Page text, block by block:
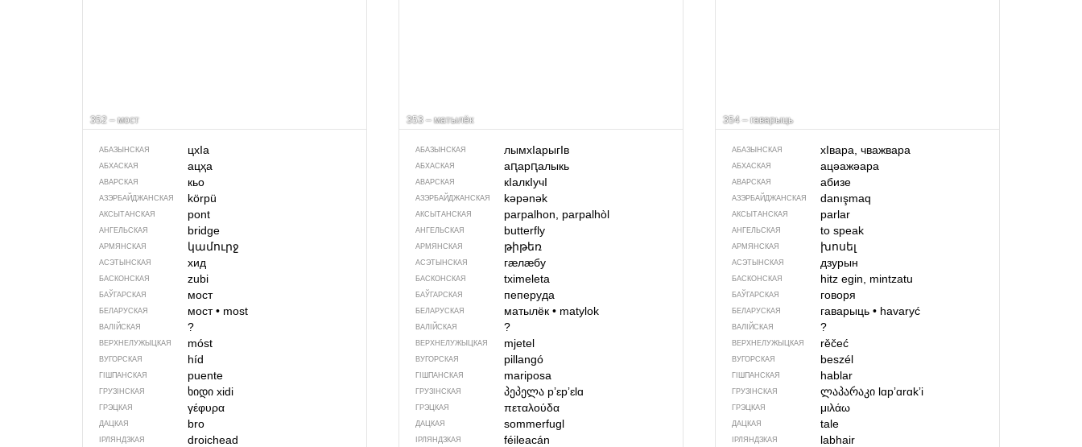
352 – мост
АБАЗЫНСКАЯ цхIа
АБХАСКАЯ ацҳа
АВАРСКАЯ кьо
АЗЭРБАЙДЖАН­СКАЯ körpü
АКСЫТАНСКАЯ pont
АНГЕЛЬСКАЯ bridge
АРМЯНСКАЯ կամուրջ
АСЭТЫНСКАЯ хид
БАСКОНСКАЯ zubi
БАЎГАРСКАЯ мост
БЕЛАРУСКАЯ мост•most
ВАЛІЙСКАЯ ?
ВЕРХНЕЛУЖЫЦКАЯ móst
ВУГОРСКАЯ híd
ГІШПАНСКАЯ puente
ГРУЗІНСКАЯ ხიდი xidi
ГРЭЦКАЯ γέφυρα
ДАЦКАЯ bro
ІРЛЯНДЗКАЯ droichead
353 – матылёк
АБАЗЫНСКАЯ лымхIарыгIв
АБХАСКАЯ аԥарԥалыкь
АВАРСКАЯ кIалкIучI
АЗЭРБАЙДЖАН­СКАЯ kəpənək
АКСЫТАНСКАЯ parpalhon, parpalhòl
АНГЕЛЬСКАЯ butterfly
АРМЯНСКАЯ թիթեռ
АСЭТЫНСКАЯ гӕлӕбу
БАСКОНСКАЯ tximeleta
БАЎГАРСКАЯ пеперуда
БЕЛАРУСКАЯ матылёк • matylok
ВАЛІЙСКАЯ ?
ВЕРХНЕЛУЖЫЦКАЯ mjetel
ВУГОРСКАЯ pillangó
ГІШПАНСКАЯ mariposa
ГРУЗІНСКАЯ პეპელა pʼɛpʼɛlɑ
ГРЭЦКАЯ πεταλούδα
ДАЦКАЯ sommerfugl
ІРЛЯНДЗКАЯ féileacán
354 – гаварыць
АБАЗЫНСКАЯ хIвара, чважвара
АБХАСКАЯ ацәажәара
АВАРСКАЯ абизе
АЗЭРБАЙДЖАН­СКАЯ danışmaq
АКСЫТАНСКАЯ parlar
АНГЕЛЬСКАЯ to speak
АРМЯНСКАЯ խոսել
АСЭТЫНСКАЯ дзурын
БАСКОНСКАЯ hitz egin, mintzatu
БАЎГАРСКАЯ говоря
БЕЛАРУСКАЯ гаварыць• havaryć
ВАЛІЙСКАЯ ?
ВЕРХНЕЛУЖЫЦКАЯ rěčeć
ВУГОРСКАЯ beszél
ГІШПАНСКАЯ hablar
ГРУЗІНСКАЯ ლაპარაკი lɑpʼɑrɑkʼi
ГРЭЦКАЯ μιλάω
ДАЦКАЯ tale
ІРЛЯНДЗКАЯ labhair